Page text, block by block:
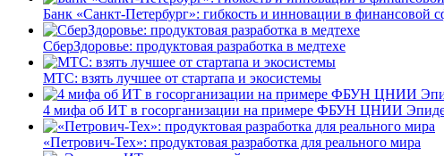
Банк «Санкт-Петербург»: гибкость и инновации в финансовой
СберЗдоровье: продуктовая разработка в медтехе
МТС: взять лучшее от стартапа и экосистемы
4 мифа об ИТ в госорганизации на примере ФБУН ЦНИИ
«Петрович-Тех»: продуктовая разработка для реального мира